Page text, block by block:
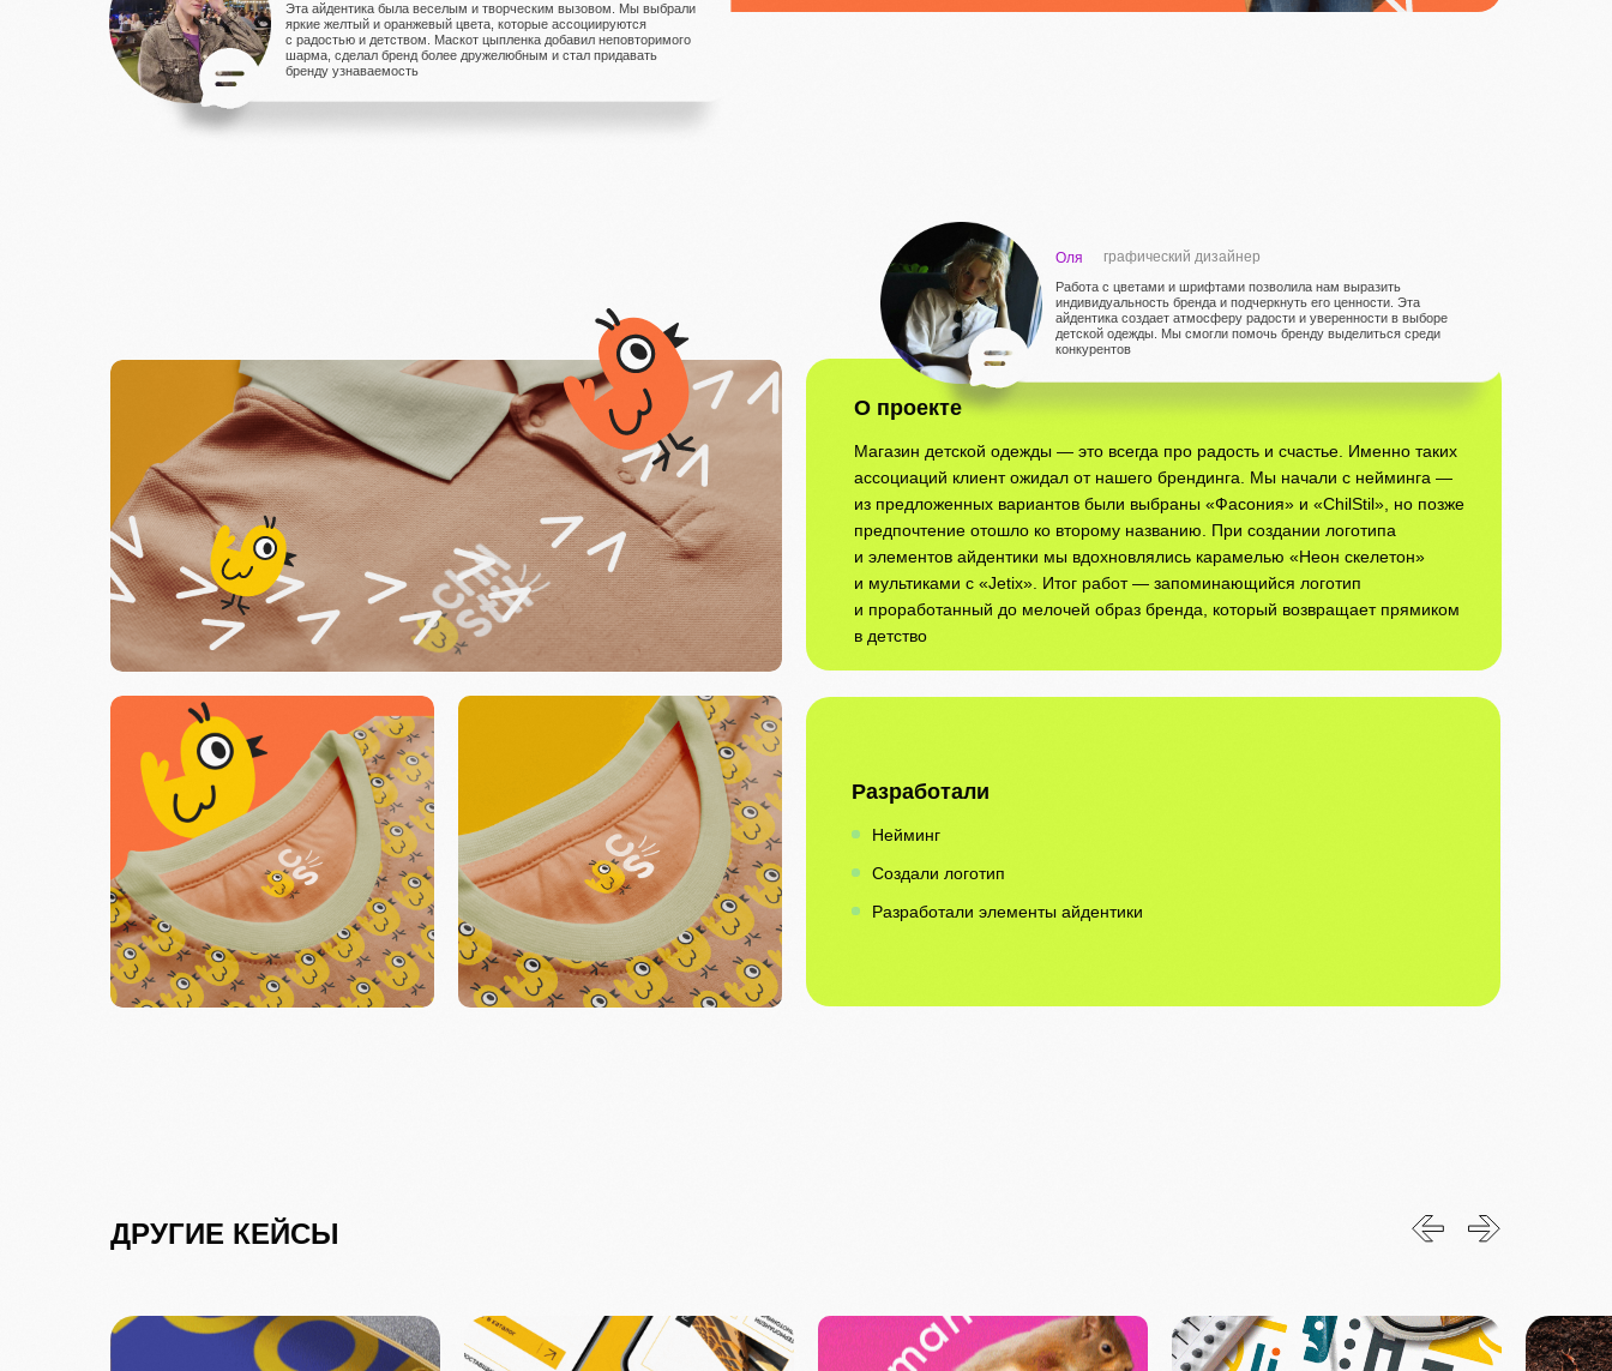
Эта айдентика была веселым и творческим вызовом. Мы выбрали
яркие желтый и оранжевый цвета, которые ассоциируются
с радостью и детством. Маскот цыпленка добавил неповторимого
шарма, сделал бренд более дружелюбным и стал придавать
бренду узнаваемость
О проекте
Магазин детской одежды — это всегда про радость и счастье. Именно таких
ассоциаций клиент ожидал от нашего брендинга. Мы начали с нейминга —
из предложенных вариантов были выбраны «Фасония» и «ChilStil», но позже
предпочтение отошло ко второму названию. При создании логотипа
и элементов айдентики мы вдохновлялись карамелью «Неон скелетон»
и мультиками с «Jetix». Итог работ — запоминающийся логотип
и проработанный до мелочей образ бренда, который возвращает прямиком
в детство
Разработали
Нейминг
Создали логотип
Разработали элементы айдентики
Оля
Работа с цветами и шрифтами позволила нам выразить
индивидуальность бренда и подчеркнуть его ценности. Эта
айдентика создает атмосферу радости и уверенности в выборе
детской одежды. Мы смогли помочь бренду выделиться среди
конкурентов
графический дизайнер
ДРУГИЕ КЕЙСЫ